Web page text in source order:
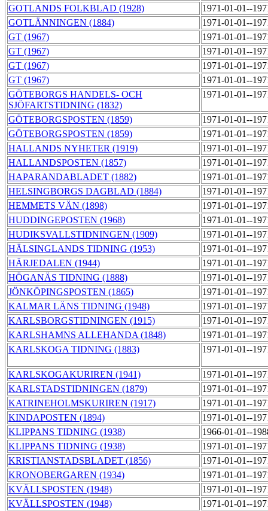
GOTLANDS FOLKBLAD (1928)
1971-01-01--
GOTLÄNNINGEN (1884)
1971-01-01--
GT (1967)
1971-01-01--
GT (1967)
1971-01-01--
GT (1967)
1971-01-01--
GT (1967)
1971-01-01--
GÖTEBORGS HANDELS- OCH
SJÖFARTSTIDNING (1832)
1971-01-01--
GÖTEBORGSPOSTEN (1859)
1971-01-01--
GÖTEBORGSPOSTEN (1859)
1971-01-01--
HALLANDS NYHETER (1919)
1971-01-01--
HALLANDSPOSTEN (1857)
1971-01-01--
HAPARANDABLADET (1882)
1971-01-01--
HELSINGBORGS DAGBLAD (1884)
1971-01-01--
HEMMETS VÄN (1898)
1971-01-01--
HUDDINGEPOSTEN (1968)
1971-01-01--
HUDIKSVALLSTIDNINGEN (1909)
1971-01-01--
HÄLSINGLANDS TIDNING (1953)
1971-01-01--
HÄRJEDALEN (1944)
1971-01-01--
HÖGANÄS TIDNING (1888)
1971-01-01--
JÖNKÖPINGSPOSTEN (1865)
1971-01-01--
KALMAR LÄNS TIDNING (1948)
1971-01-01--
KARLSBORGSTIDNINGEN (1915)
1971-01-01--
KARLSHAMNS ALLEHANDA (1848)
1971-01-01--
KARLSKOGA TIDNING (1883)
1971-01-01--
KARLSKOGAKURIREN (1941)
1971-01-01--
KARLSTADSTIDNINGEN (1879)
1971-01-01--
KATRINEHOLMSKURIREN (1917)
1971-01-01--
KINDAPOSTEN (1894)
1971-01-01--
KLIPPANS TIDNING (1938)
1966-01-01--
KLIPPANS TIDNING (1938)
1971-01-01--
KRISTIANSTADSBLADET (1856)
1971-01-01--
KRONOBERGAREN (1934)
1971-01-01--
KVÄLLSPOSTEN (1948)
1971-01-01--
KVÄLLSPOSTEN (1948)
1971-01-01--